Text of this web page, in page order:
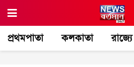
প্রথমপাতা কলকাতা রাজ্যে